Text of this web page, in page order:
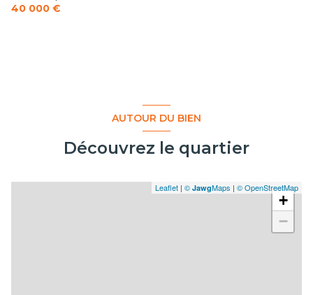
40 000 €
AUTOUR DU BIEN
Découvrez le quartier
+
−
Leaflet | © JawgMaps | © OpenStreetMap